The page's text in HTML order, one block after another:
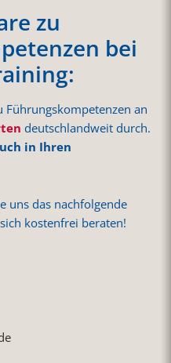
und der Gruppe.
zu
bei
Führungskompetenzen an
deutschlandweit durch.
in Ihren
uns das nachfolgende
kostenfrei beraten!